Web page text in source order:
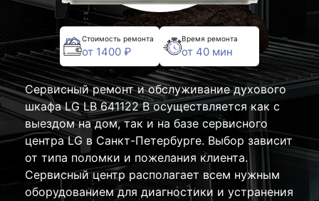
Стоимость ремонта
от 1400 ₽
Время ремонта
от 40 мин
Сервисный ремонт и обслуживание духового
шкафа LG LB 641122 B осуществляется как с
выездом на дом, так и на базе сервисного
центра LG в Санкт-Петербурге. Выбор зависит
от типа поломки и пожелания клиента.
Сервисный центр располагает всем нужным
оборудованием для диагностики и устранения